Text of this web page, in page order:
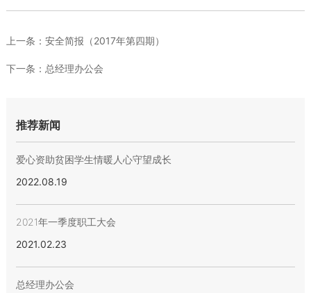
上一条： 安全简报（2017年第四期）
下一条： 总经理办公会
推荐新闻
爱心资助贫困学生情暖人心守望成长
2022.08.19
2021年一季度职工大会
2021.02.23
总经理办公会